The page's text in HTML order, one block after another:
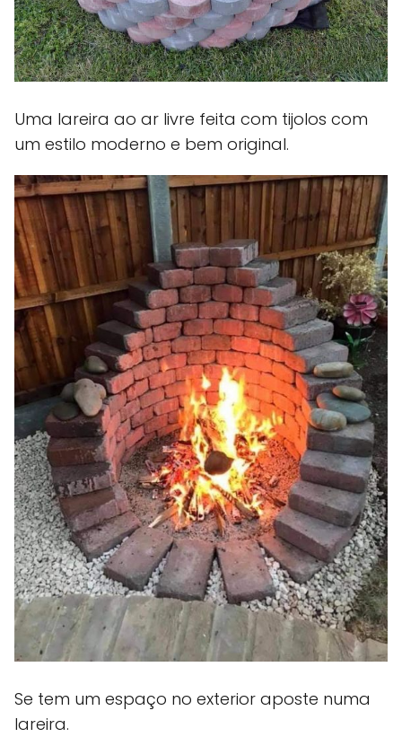
Uma lareira ao ar livre feita com tijolos com
um estilo moderno e bem original.
Se tem um espaço no exterior aposte numa
lareira.